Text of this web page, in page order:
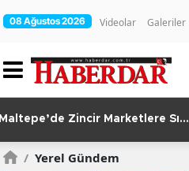
08 Ağustos 2026 Videolar Galeriler
Maltepe’de Zincir Marketlere Sıkı
/ Yerel Gündem